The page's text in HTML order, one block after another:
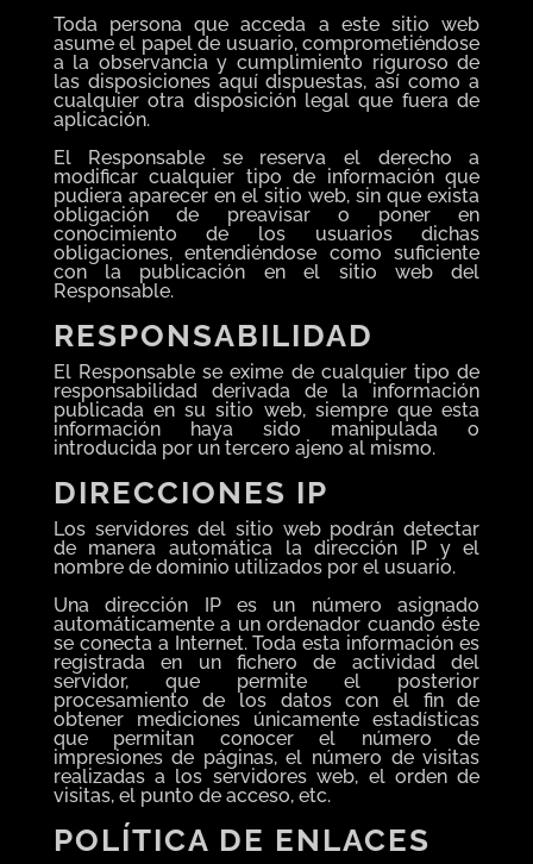
Toda persona que acceda a este sitio web
asume el papel de usuario, comprometiéndose
a la observancia y cumplimiento riguroso de
las disposiciones aquí dispuestas, así como a
cualquier otra disposición legal que fuera de
aplicación.
El Responsable se reserva el derecho a
modificar cualquier tipo de información que
pudiera aparecer en el sitio web, sin que exista
obligación de preavisar o poner en
conocimiento de los usuarios dichas
obligaciones, entendiéndose como suficiente
con la publicación en el sitio web del
Responsable.
RESPONSABILIDAD
El Responsable se exime de cualquier tipo de
responsabilidad derivada de la información
publicada en su sitio web, siempre que esta
información haya sido manipulada o
introducida por un tercero ajeno al mismo.
DIRECCIONES IP
Los servidores del sitio web podrán detectar
de manera automática la dirección IP y el
nombre de dominio utilizados por el usuario.
Una dirección IP es un número asignado
automáticamente a un ordenador cuando éste
se conecta a Internet. Toda esta información es
registrada en un fichero de actividad del
servidor, que permite el posterior
procesamiento de los datos con el fin de
obtener mediciones únicamente estadísticas
que permitan conocer el número de
impresiones de páginas, el número de visitas
realizadas a los servidores web, el orden de
visitas, el punto de acceso, etc.
POLÍTICA DE ENLACES